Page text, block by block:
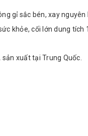
gỉ sắc bén, xay nguyên
khỏe, cối lớn dung tích
xuất tại Trung Quốc.